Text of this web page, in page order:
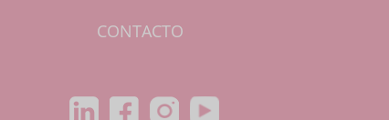
CONTACTO